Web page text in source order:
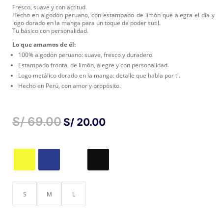
Fresco, suave y con actitud.
Hecho en algodón peruano, con estampado de limón que alegra el día y
logo dorado en la manga para un toque de poder sutil.
Tu básico con personalidad.
Lo que amamos de él:
100% algodón peruano: suave, fresco y duradero.
Estampado frontal de limón, alegre y con personalidad.
Logo metálico dorado en la manga: detalle que habla por ti.
Hecho en Perú, con amor y propósito.
S/69.00 EL
S/ 69.00.
S/ 20.00EL
S/ 20.00.
S M L